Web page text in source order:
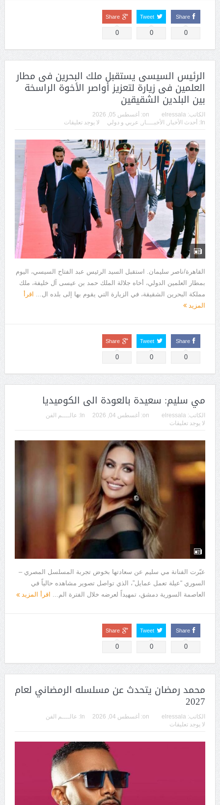
Share
0
Tweet
0
Share
0
الرئيس السيسى يستقبل ملك البحرين فى مطار
العلمين فى زيارة لتعزيز أواصر الأخوة الراسخة
بين البلدين الشقيقين
الكاتب: elressala
on:
أغسطس 05, 2026
In:
أحدث الأخبار , الأخبــــار , عربي و دولي لا يوجد تعليقات
القاهرة/ناصر سليمان. استقبل السيد الرئيس عبد الفتاح السيسي، اليوم
بمطار العلمين الدولي، أخاه جلالة الملك حمد بن عيسى آل خليفة، ملك
مملكة البحرين الشقيقة، في الزيارة التي يقوم بها إلى بلده ال... اقرأ
المزيد
Share
0
Tweet
0
Share
0
مي سليم: سعيدة بالعودة الى الكوميديا
الكاتب: elressala
on: أغسطس 04, 2026 In: عالــــم الفن
لا يوجد تعليقات
عبّرت الفنانة مي سليم عن سعادتها بخوض تجربة المسلسل المصري –
السوري “عيلة تعمل عمايل”، الذي تواصل تصوير مشاهده حالياً في
العاصمة السورية دمشق، تمهيداً لعرضه خلال الفترة الم... اقرأ المزيد
Share
0
Tweet
0
Share
0
محمد رمضان يتحدث عن مسلسله الرمضاني لعام
2027
الكاتب: elressala
on: أغسطس 04, 2026 In: عالــــم الفن
لا يوجد تعليقات